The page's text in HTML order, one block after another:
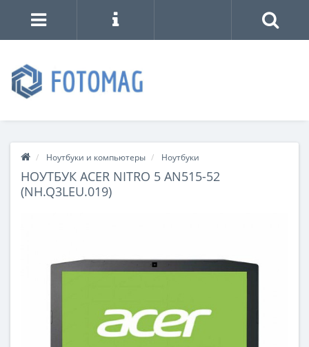
Ноутбуки и компьютеры Ноутбуки
НОУТБУК ACER NITRO 5 AN515-52
(NH.Q3LEU.019)